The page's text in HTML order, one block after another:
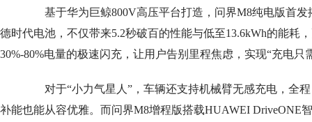
基于华为巨鲸800V高压平台打造，问界M8纯电版首发
德时代电池，不仅带来5.2秒破百的性能与低至13.6kWh的能耗
30%-80%电量的极速闪充，让用户告别里程焦虑，实现“充电只
对于“小力气星人”，车辆还支持机械臂无感充电，全程
补能也能从容优雅。而问界M8增程版搭载HUAWEI DriveONE